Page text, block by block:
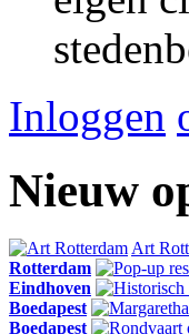
Inloggen
Nieuw
Art
Rotterdam
Eindhoven
Boedapest
Boedapest